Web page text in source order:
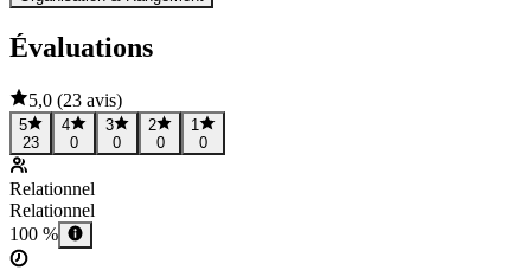
Évaluations
5,0 (23 avis)
5
23
4
0
3
0
2
0
1
0
Relationnel
Relationnel
100 %